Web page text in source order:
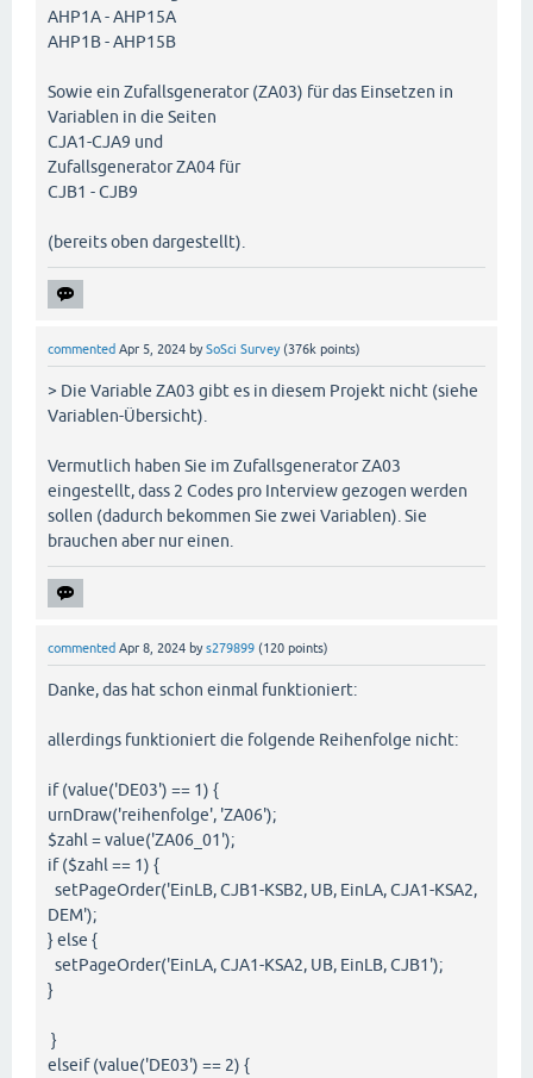
AHP1A - AHP15A
AHP1B - AHP15B
Sowie ein Zufallsgenerator (ZA03) für das Einsetzen in
Variablen in die Seiten
CJA1-CJA9 und
Zufallsgenerator ZA04 für
CJB1 - CJB9
(bereits oben dargestellt).
commented Apr 5, 2024 bySoSci Survey (376k points)
> Die Variable ZA03 gibt es in diesem Projekt nicht (siehe
Variablen-Übersicht).
Vermutlich haben Sie im Zufallsgenerator ZA03
eingestellt, dass 2 Codes pro Interview gezogen werden
sollen (dadurch bekommen Sie zwei Variablen). Sie
brauchen aber nur einen.
commented Apr 8, 2024 bys279899 (120 points)
Danke, das hat schon einmal funktioniert:
allerdings funktioniert die folgende Reihenfolge nicht:
if (value('DE03') == 1) {
urnDraw('reihenfolge', 'ZA06');
$zahl = value('ZA06_01');
if ($zahl == 1) {
setPageOrder('EinLB, CJB1-KSB2, UB, EinLA, CJA1-KSA2,
DEM');
} else {
setPageOrder('EinLA, CJA1-KSA2, UB, EinLB, CJB1');
}
}
elseif (value('DE03') == 2) {